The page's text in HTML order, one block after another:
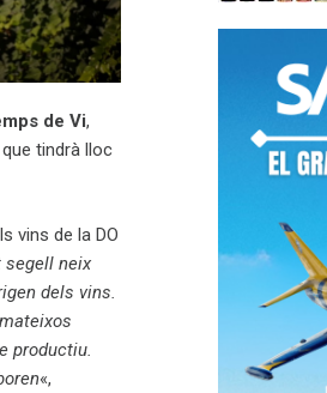
de Vi,
que tindrà lloc
vins de la DO
segell neix
dels vins.
productiu.
«,